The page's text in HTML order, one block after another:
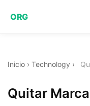
ORG
Inicio › Technology ›
Quitar